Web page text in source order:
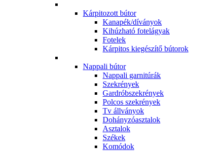
Kárpitozott bútor
Kanapék/díványok
Kihúzható fotelágyak
Fotelek
Kárpitos kiegészítő bútorok
Nappali bútor
Nappali garnitúrák
Szekrények
Gardróbszekrények
Polcos szekrények
Tv állványok
Dohányzóasztalok
Asztalok
Székek
Komódok